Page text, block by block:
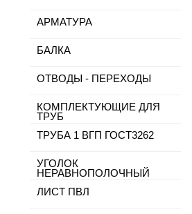
АРМАТУРА
БАЛКА
ОТВОДЫ - ПЕРЕХОДЫ
КОМПЛЕКТУЮЩИЕ ДЛЯ
ТРУБ
ТРУБА 1 ВГП ГОСТ3262
УГОЛОК
НЕРАВНОПОЛОЧНЫЙ
ЛИСТ ПВЛ